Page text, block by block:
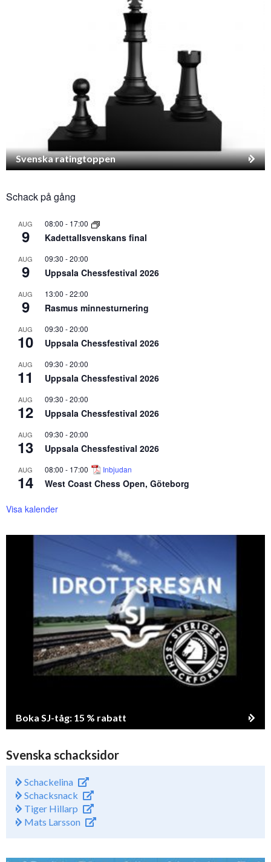
Svenska ratingtoppen
Schack på gång
AUG
9
08:00 - 17:00
Kadettallsvenskans final
AUG
9
09:30 -20:00
Uppsala Chessfestival 2026
AUG
9
13:00 -22:00
Rasmus minnesturnering
AUG
10
09:30 -20:00
Uppsala Chessfestival 2026
AUG
11
09:30 -20:00
Uppsala Chessfestival 2026
AUG
12
09:30 -20:00
Uppsala Chessfestival 2026
AUG
13
09:30 -20:00
Uppsala Chessfestival 2026
AUG
14
08:00 - 17:00 Inbjudan
West Coast Chess Open, Göteborg
Visa kalender
Boka SJ-tåg: 15 % rabatt
Svenska schacksidor
Schackelina
Schacksnack
Tiger Hillarp
Mats Larsson